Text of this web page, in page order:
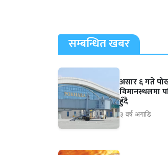
सम्बन्धित खबर
असार ६ गते
विमानस्थलमा
हुँदै
३ वर्ष अगाडि